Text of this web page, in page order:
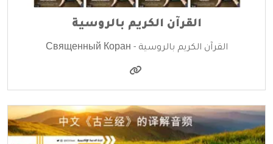
القرآن الكريم بالروسية
القرآن الكريم بالروسية - Священный Коран